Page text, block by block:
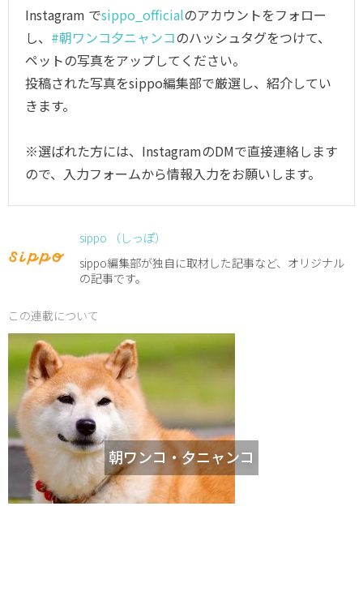
Instagram でsippo_officialのアカウントをフォロー
し、 #朝ワンコ夕ニャンコのハッシュタグをつけて、
ペットの写真をアップしてください。
投稿された写真をsippo編集部で厳選し、紹介してい
きます。
※選ばれた方には、InstagramのDMで直接連絡します
ので、入力フォームから情報入力をお願いします。
sippo （しっぽ）
sippo編集部が独自に取材した記事など、オリジナル
の記事です。
この連載について
朝ワンコ・夕ニャンコ